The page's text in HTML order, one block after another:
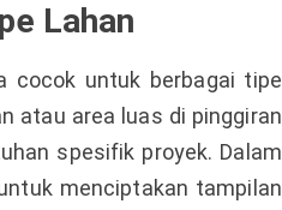
Lahan
cocok untuk berbagai tipe
atau area luas di pinggiran
spesifik proyek. Dalam
menciptakan tampilan